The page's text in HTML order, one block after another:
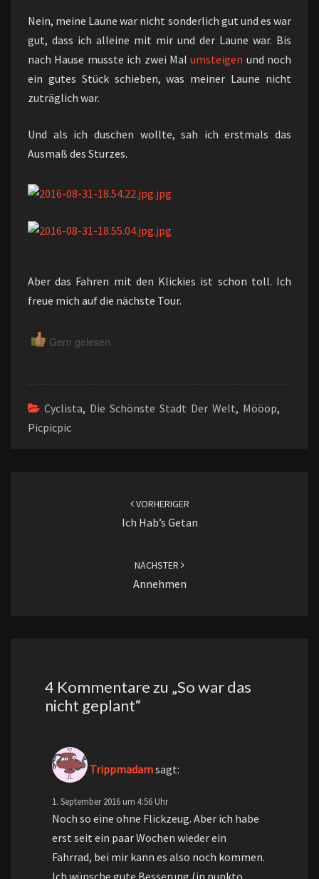
Nein, meine Laune war nicht sonderlich gut und es war
gut, dass ich alleine mit mir und der Laune war. Bis
nach Hause musste ich zwei Malumsteigen und noch
ein gutes Stück schieben, was meiner Laune nicht
zuträglich war.
Und als ich duschen wollte, sah ich erstmals das
Ausmaß des Sturzes.
Aber das Fahren mit den Klickies ist schon toll. Ich
freue mich auf die nächste Tour.
Gern gelesen
Cyclista, Die Schönste Stadt Der Welt, Möööp,
Picpicpic
VORHERIGER
Ich Hab’s Getan
NÄCHSTER
Annehmen
4 Kommentare zu „So war das
nicht geplant“
Trippmadamsagt:
1. September 2016 um 4:56 Uhr
Noch so eine ohne Flickzeug. Aber ich habe
erst seit ein paar Wochen wieder ein
Fahrrad, bei mir kann es also noch kommen.